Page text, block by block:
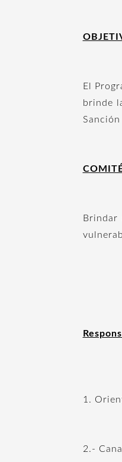
El
brinde
Brindar
1.
2.-